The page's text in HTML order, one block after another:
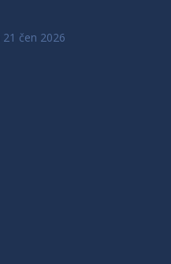
21 čen 2026